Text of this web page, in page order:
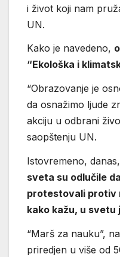
i život koji nam
UN.
Kako je navedeno,
“Ekološka i
“Obrazovanje je
da osnažimo ljude
akciju u odbrani
saopštenju UN.
Istovremeno, danas,
sveta su odlučile
protestovali protiv
kako kažu, u svetu
“Marš za nauku”,
priredjen u više od